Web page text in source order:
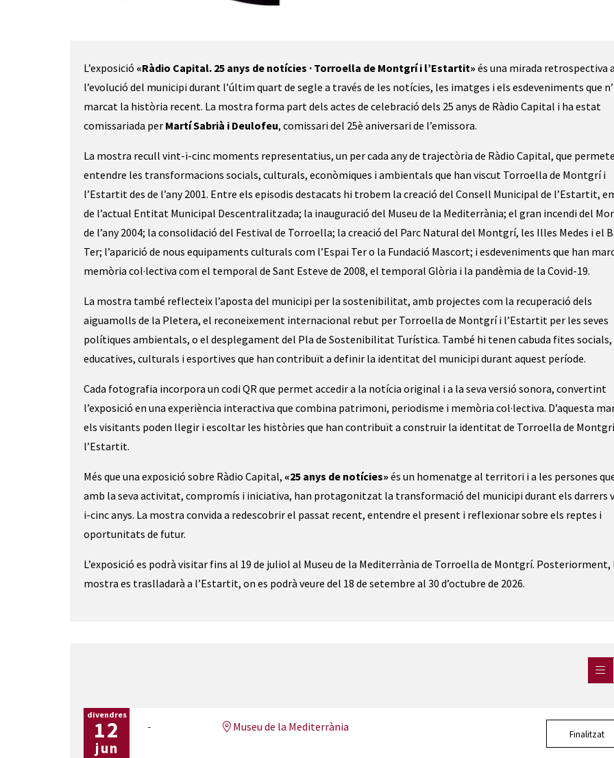
L’exposició «Ràdio Capital. 25 anys de notícies · Torroella de Montgrí i l’Estartit» és una mirada retrospectiva
l’evolució del municipi durant l’últim quart de segle a través de les notícies, les imatges i els esdeveniments que
marcat la història recent. La mostra forma part dels actes de celebració dels 25 anys de Ràdio Capital i ha estat
comissariada per Martí Sabrià i Deulofeu, comissari del 25è aniversari de l’emissora.
La mostra recull vint-i-cinc moments representatius, un per cada any de trajectòria de Ràdio Capital, que
entendre les transformacions socials, culturals, econòmiques i ambientals que han viscut Torroella de Montgrí i
l’Estartit des de l’any 2001. Entre els episodis destacats hi trobem la creació del Consell Municipal de l’Estartit,
de l’actual Entitat Municipal Descentralitzada; la inauguració del Museu de la Mediterrània; el gran incendi del
de l’any 2004; la consolidació del Festival de Torroella; la creació del Parc Natural del Montgrí, les Illes Medes i el
Ter; l’aparició de nous equipaments culturals com l’Espai Ter o la Fundació Mascort; i esdeveniments que han
memòria col·lectiva com el temporal de Sant Esteve de 2008, el temporal Glòria i la pandèmia de la Covid-19.
La mostra també reflecteix l’aposta del municipi per la sostenibilitat, amb projectes com la recuperació dels
aiguamolls de la Pletera, el reconeixement internacional rebut per Torroella de Montgrí i l’Estartit per les seves
polítiques ambientals, o el desplegament del Pla de Sostenibilitat Turística. També hi tenen cabuda fites socials,
educatives, culturals i esportives que han contribuït a definir la identitat del municipi durant aquest període.
Cada fotografia incorpora un codi QR que permet accedir a la notícia original i a la seva versió sonora, convertint
l’exposició en una experiència interactiva que combina patrimoni, periodisme i memòria col·lectiva. D’aquesta
els visitants poden llegir i escoltar les històries que han contribuït a construir la identitat de Torroella de
l’Estartit.
Més que una exposició sobre Ràdio Capital, «25 anys de notícies» és un homenatge al territori i a les persones
amb la seva activitat, compromís i iniciativa, han protagonitzat la transformació del municipi durant els darrers
i-cinc anys. La mostra convida a redescobrir el passat recent, entendre el present i reflexionar sobre els reptes i
oportunitats de futur.
L’exposició es podrà visitar fins al 19 de juliol al Museu de la Mediterrània de Torroella de Montgrí. Posteriorment,
mostra es traslladarà a l’Estartit, on es podrà veure del 18 de setembre al 30 d’octubre de 2026.
divendres
12
jun
Museu de la Mediterrània
Finalitzat